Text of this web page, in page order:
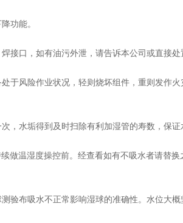
功能。
接口，如有油污外泄，请告诉本公司或直接处
于风险作业状况，轻则烧坏组件，重则发作
水垢得到及时扫除有利加湿管的寿数，保
温湿度操控前。经查看如有不吸水者请替
验布吸水不正常影响湿球的准确性。水位大